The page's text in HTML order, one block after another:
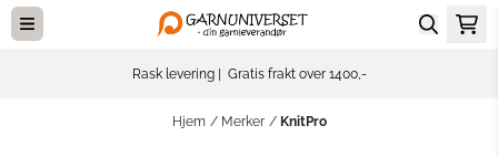
Hopp til innhold
Rask levering | Gratis frakt over 1400,-
Hjem / Merker / KnitPro